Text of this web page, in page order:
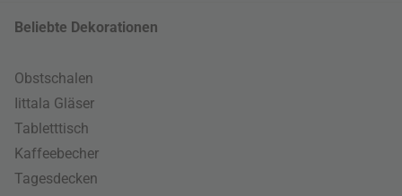
Beliebte Dekorationen
Obstschalen
Iittala Gläser
Tabletttisch
Kaffeebecher
Tagesdecken